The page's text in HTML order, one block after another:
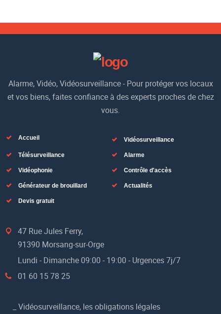
Alarme, Vidéo, Vidéosurveillance - Pour protéger vos locaux
et vos biens, faites confiance à des experts proches de chez
vous.
Accueil Vidéosurveillance
Télésurveillance Alarme
Vidéophonie Contrôle d'accès
Générateur de brouillard Actualités
Devis gratuit
47 Rue Jules Ferry,
91390 Morsang-sur-Orge
Lundi - Dimanche 09:00 - 19:00 - Urgences 7j/7
01 60 15 78 25
Vidéosurveillance, les obligations légales